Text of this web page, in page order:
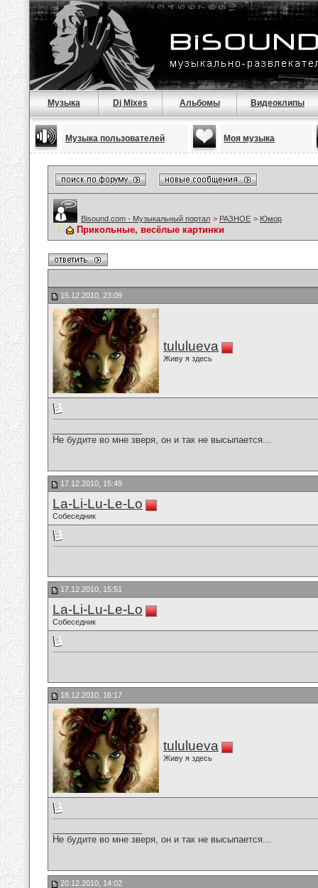
Музыка Dj Mixes Альбомы Видеоклипы
Музыка пользователей Моя музыка
Bisound.com - Музыкальный портал > РАЗНОЕ > Юмор
Прикольные, весёлые картинки
15.12.2010, 23:09
tululueva
Живу я здесь
Не будите во мне зверя, он и так не высыпается...
17.12.2010, 15:49
La-Li-Lu-Le-Lo
Собеседник
17.12.2010, 15:51
La-Li-Lu-Le-Lo
Собеседник
18.12.2010, 16:17
tululueva
Живу я здесь
Не будите во мне зверя, он и так не высыпается...
20.12.2010, 14:02